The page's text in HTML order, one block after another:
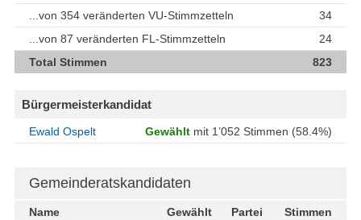
...von 354 veränderten VU-Stimmzetteln
34
...von 87 veränderten FL-Stimmzetteln
24
Total Stimmen
823
Bürgermeisterkandidat
Ewald Ospelt Gewählt mit 1’052 Stimmen (58.4%)
Gemeinderatskandidaten
Name Gewählt Partei
Stimmen